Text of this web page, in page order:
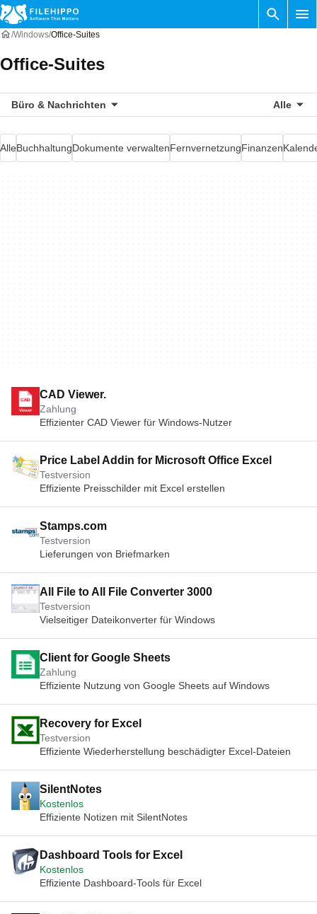
Windows Office-Suites
Office-Suites
Büro & Nachrichten Alle
AlleBuchhaltungDokumente verwaltenFernvernetzungFinanzen
CAD Viewer.
Zahlung
Effizienter CAD Viewer für Windows-Nutzer
Price Label Addin for Microsoft Office Excel
Testversion
Effiziente Preisschilder mit Excel erstellen
Stamps.com
Testversion
Lieferungen von Briefmarken
All File to All File Converter 3000
Testversion
Vielseitiger Dateikonverter für Windows
Client for Google Sheets
Zahlung
Effiziente Nutzung von Google Sheets auf Windows
Recovery for Excel
Testversion
Effiziente Wiederherstellung beschädigter Excel-Dateien
SilentNotes
Kostenlos
Effiziente Notizen mit SilentNotes
Dashboard Tools for Excel
Kostenlos
Effiziente Dashboard-Tools für Excel